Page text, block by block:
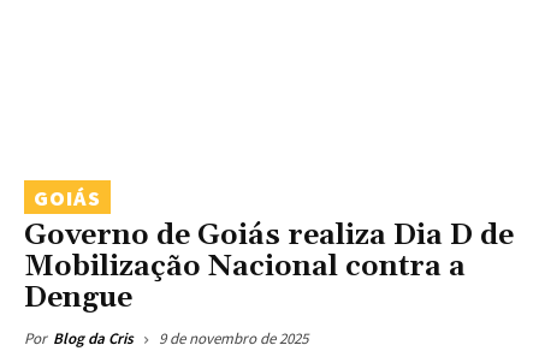
GOIÁS
Governo de Goiás realiza Dia D de
Mobilização Nacional contra a
Dengue
Por Blog da Cris 9 de novembro de 2025